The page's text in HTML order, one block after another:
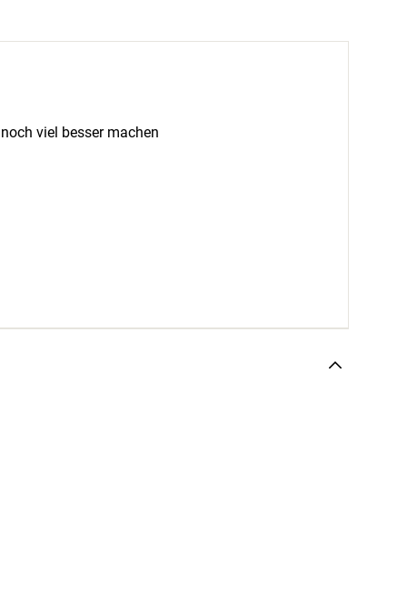
viel besser machen